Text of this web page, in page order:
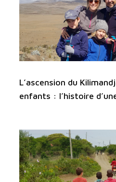
L’ascension du
enfants : l’histoire